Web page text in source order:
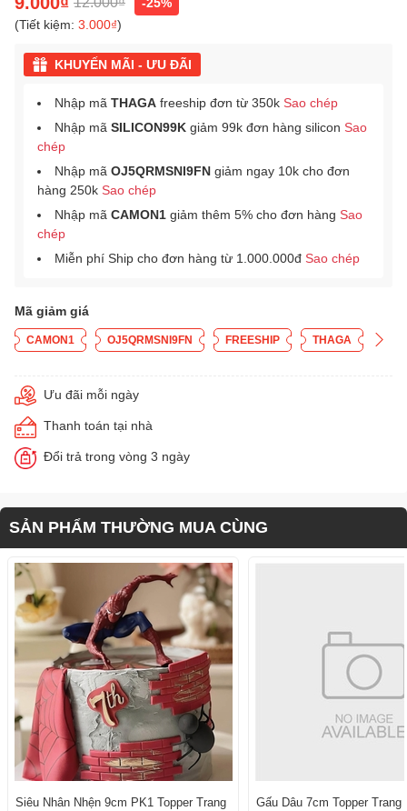
(Tiết kiệm: 3.000₫)
KHUYẾN MÃI - ƯU ĐÃI
Nhập mã THAGA freeship đơn từ 350k Sao chép
Nhập mã SILICON99K giảm 99k đơn hàng silicon Sao
chép
Nhập mã OJ5QRMSNI9FN giảm ngay 10k cho đơn
hàng 250k Sao chép
Nhập mã CAMON1 giảm thêm 5% cho đơn hàng Sao
chép
Miễn phí Ship cho đơn hàng từ 1.000.000đ Sao chép
Mã giảm giá
CAMON1 OJ5QRMSNI9FN FREESHIP THAGA
Ưu đãi mỗi ngày
Thanh toán tại nhà
Đổi trả trong vòng 3 ngày
SẢN PHẨM THƯỜNG MUA CÙNG
Siêu Nhân Nhện 9cm PK1 Topper Trang Gấu Dâu 7cm Topper Trang